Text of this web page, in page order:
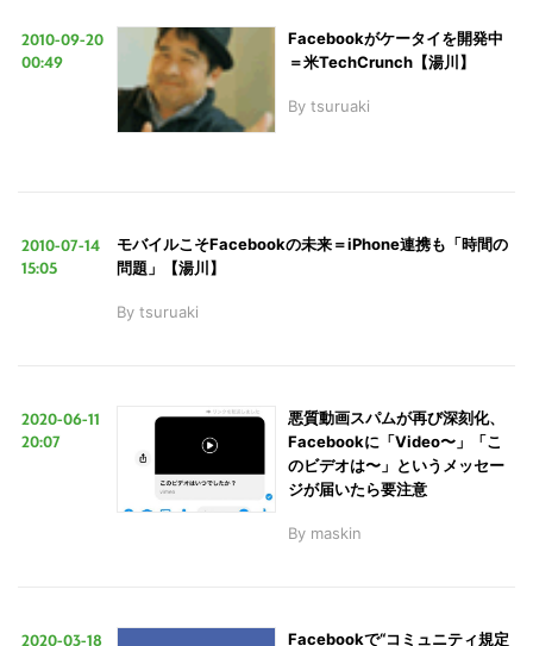
2010-09-20
00:49
Facebookがケータイを開発中
＝米TechCrunch【湯川】
By tsuruaki
2010-07-14
15:05
モバイルこそFacebookの未来＝iPhone連携も「時間の
問題」【湯川】
By tsuruaki
2020-06-11
20:07
悪質動画スパムが再び深刻化、
Facebookに「Video〜」「こ
のビデオは〜」というメッセー
ジが届いたら要注意
By maskin
2020-03-18
Facebookで“コミュニティ規定